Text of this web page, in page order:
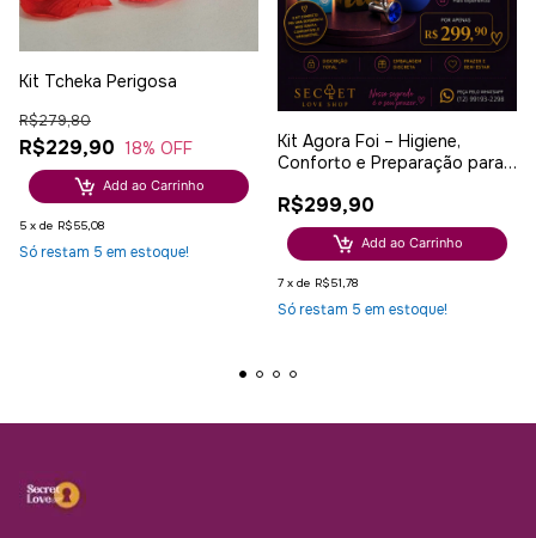
Kit Tcheka Perigosa
R$229,90
R$279,80
18% OFF
Add ao Carrinho
5 x de R$55,08
Só restam 5 em estoque!
Kit Agora Foi – Higiene,
Conforto e Preparação para
R$299,90
Add ao Carrinho
7 x de R$51,78
Só restam 5 em estoque!